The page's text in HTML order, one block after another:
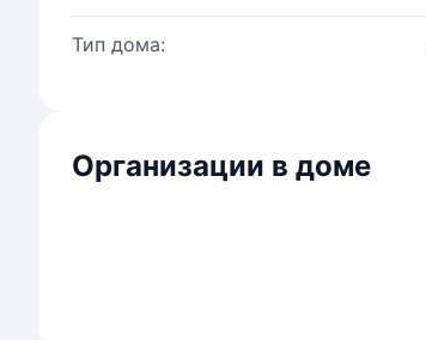
Тип дома:
Организации в доме